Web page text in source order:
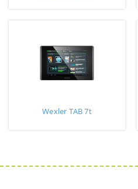
Wexler TAB 7t